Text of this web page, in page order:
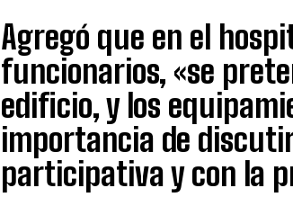
Agregó que en el
funcionarios, «se
edificio, y los
importancia de
participativa y con la